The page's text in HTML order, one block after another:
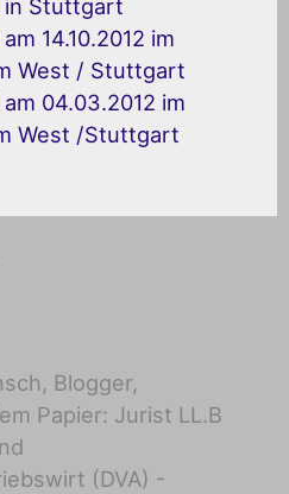
in Stuttgart
14.10.2012 im
West / Stuttgart
04.03.2012 im
West /Stuttgart
Blogger,
Papier: Jurist LL.B
(DVA) -